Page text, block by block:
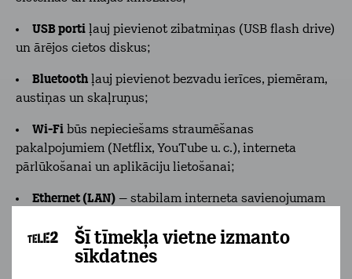
Šī tīmekļa vietne izmanto
sīkdatnes
USB porti ļauj pievienot zibatmiņas (USB flash drive)
un ārējos cietos diskus;
Bluetooth ļauj pievienot bezvadu ierīces, piemēram,
austiņas un skaļruņus;
Wi-Fi būs nepieciešams straumēšanas
pakalpojumiem (Netflix, YouTube u. c.), interneta
pārlūkošanai un aplikāciju lietošanai;
Ethernet (LAN) – stabilam interneta savienojumam
Pirms iegādes pārliecinies, ka televizoram ir visi
nepieciešamie savienojumi atbilstoši Tavām